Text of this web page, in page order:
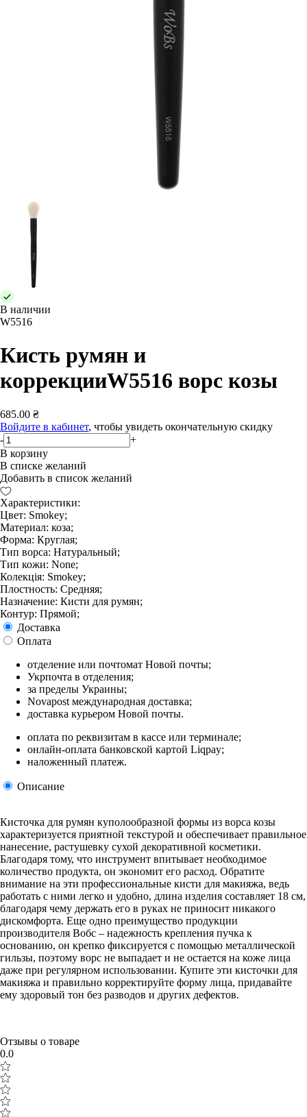
В наличии
W5516
Кисть румян и
коррекцииW5516 ворс козы
685.00 ₴
Войдите в кабинет, чтобы увидеть окончательную скидку
-
+
В корзину
В списке желаний
Добавить в список желаний
Характеристики:
Цвет: Smokey;
Материал: коза;
Форма: Круглая;
Тип ворса: Натуральный;
Тип кожи: None;
Колекція: Smokey;
Плостность: Средняя;
Назначение: Кисти для румян;
Контур: Прямой;
Доставка
Оплата
отделение или почтомат Новой почты;
Укрпочта в отделения;
за пределы Украины;
Novapost международная доставка;
доставка курьером Новой почты.
оплата по реквизитам в кассе или терминале;
онлайн-оплата банковской картой Liqpay;
наложенный платеж.
Описание
Кисточка для румян куполообразной формы из ворса козы
характеризуется приятной текстурой и обеспечивает правильное
нанесение, растушевку сухой декоративной косметики.
Благодаря тому, что инструмент впитывает необходимое
количество продукта, он экономит его расход. Обратите
внимание на эти профессиональные кисти для макияжа, ведь
работать с ними легко и удобно, длина изделия составляет 18 см,
благодаря чему держать его в руках не приносит никакого
дискомфорта. Еще одно преимущество продукции
производителя Вобс – надежность крепления пучка к
основанию, он крепко фиксируется с помощью металлической
гильзы, поэтому ворс не выпадает и не остается на коже лица
даже при регулярном использовании. Купите эти кисточки для
макияжа и правильно корректируйте форму лица, придавайте
ему здоровый тон без разводов и других дефектов.
Отзывы о товаре
0.0